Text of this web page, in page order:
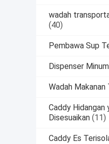
wadah
(40)
Pembawa Sup
Dispenser
Wadah
Caddy Hidangan
Disesuaikan (11)
Caddy Es